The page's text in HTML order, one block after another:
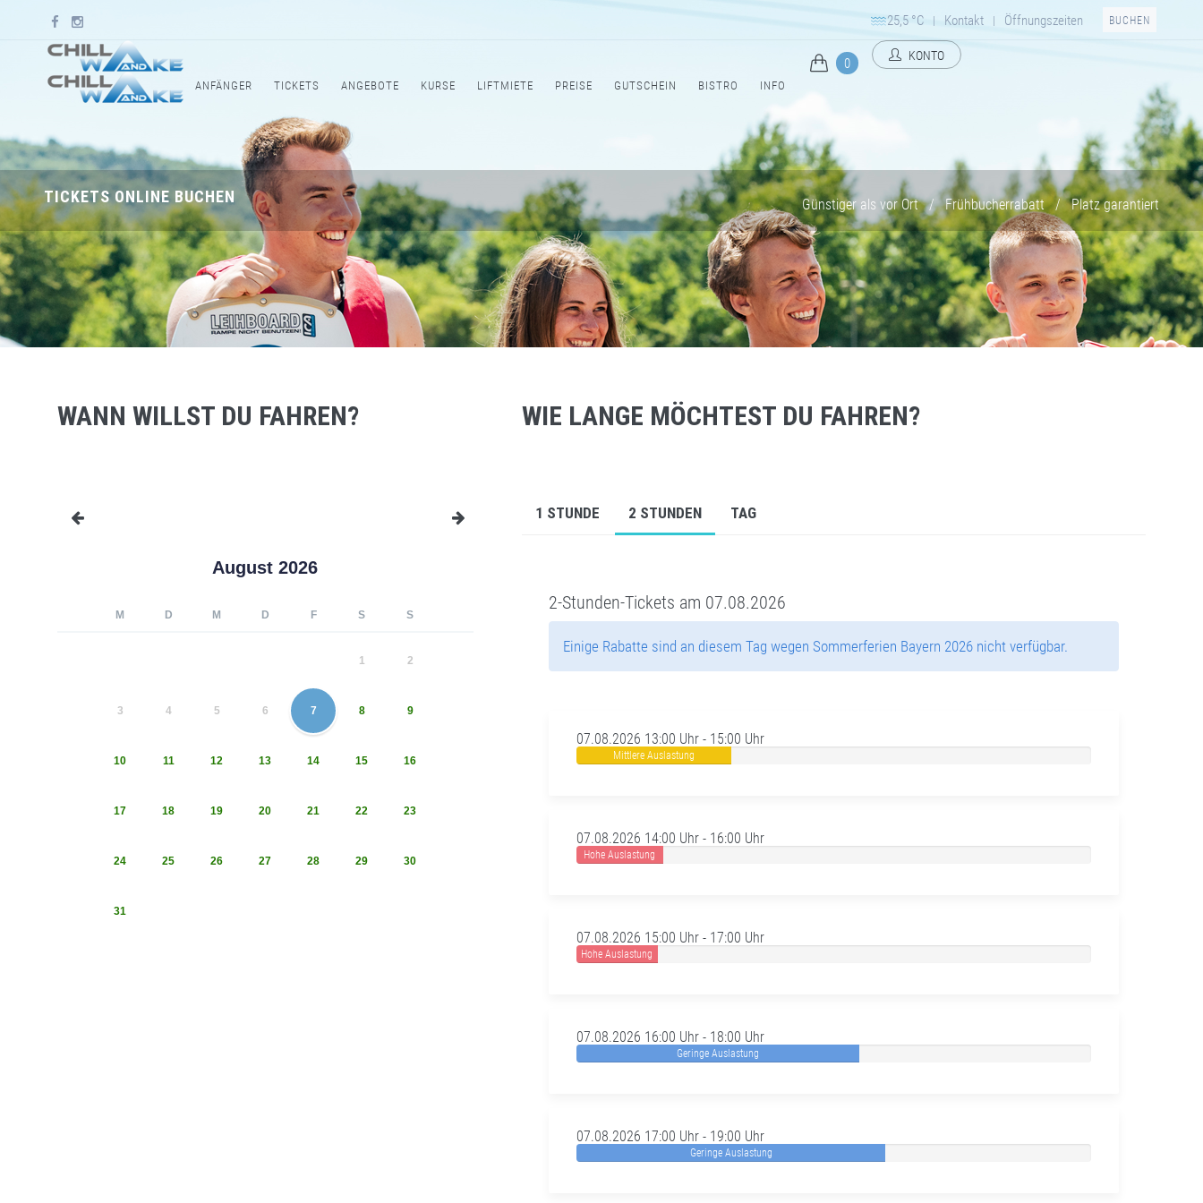
25,5 °C | Kontakt | Öffnungszeiten BUCHEN
ANFÄNGER TICKETS ANGEBOTE KURSE LIFTMIETE PREISE GUTSCHEIN BISTRO INFO
0 KONTO
TICKETS ONLINE BUCHEN Günstiger als vor Ort / Frühbucherrabatt / Platz garantiert
WANN WILLST DU FAHREN?
August 2026
M D M D F S S
1 2
3 4 5 6 7 8 9
10 11 12 13 14 15 16
17 18 19 20 21 22 23
24 25 26 27 28 29 30
31
WIE LANGE MÖCHTEST DU FAHREN?
1 STUNDE 2 STUNDEN TAG
2-Stunden-Tickets am 07.08.2026
Einige Rabatte sind an diesem Tag wegen Sommerferien Bayern 2026 nicht verfügbar.
07.08.2026 13:00 Uhr - 15:00 Uhr
Mittlere Auslastung
07.08.2026 14:00 Uhr - 16:00 Uhr
Hohe Auslastung
07.08.2026 15:00 Uhr - 17:00 Uhr
Hohe Auslastung
07.08.2026 16:00 Uhr - 18:00 Uhr
Geringe Auslastung
07.08.2026 17:00 Uhr - 19:00 Uhr
Geringe Auslastung